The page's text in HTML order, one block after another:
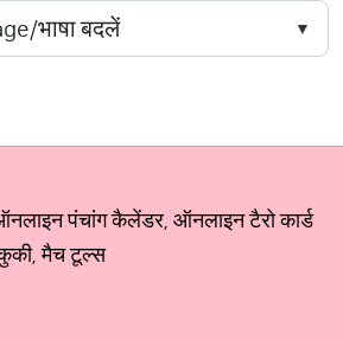
पंचांग कैलेंडर, ऑनलाइन टैरो कार्ड
मैच टूल्स